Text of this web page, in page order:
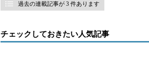
過去の連載記事が 3 件あります
チェックしておきたい人気記事